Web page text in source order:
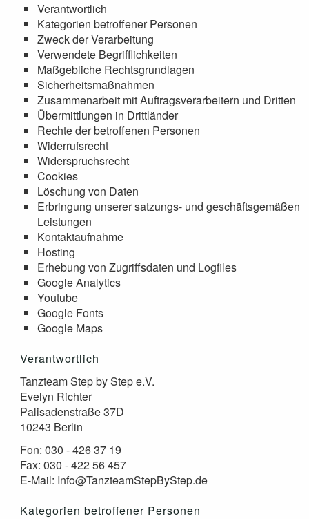
Verantwortlich
Kategorien betroffener Personen
Zweck der Verarbeitung
Verwendete Begrifflichkeiten
Maßgebliche Rechtsgrundlagen
Sicherheitsmaßnahmen
Zusammenarbeit mit Auftragsverarbeitern und Dritten
Übermittlungen in Drittländer
Rechte der betroffenen Personen
Widerrufsrecht
Widerspruchsrecht
Cookies
Löschung von Daten
Erbringung unserer satzungs- und geschäftsgemäßen
Leistungen
Kontaktaufnahme
Hosting
Erhebung von Zugriffsdaten und Logfiles
Google Analytics
Youtube
Google Fonts
Google Maps
Verantwortlich
Tanzteam Step by Step e.V.
Evelyn Richter
Palisadenstraße 37D
10243 Berlin
Fon: 030 - 426 37 19
Fax: 030 - 422 56 457
E-Mail: Info@TanzteamStepByStep.de
Kategorien betroffener Personen